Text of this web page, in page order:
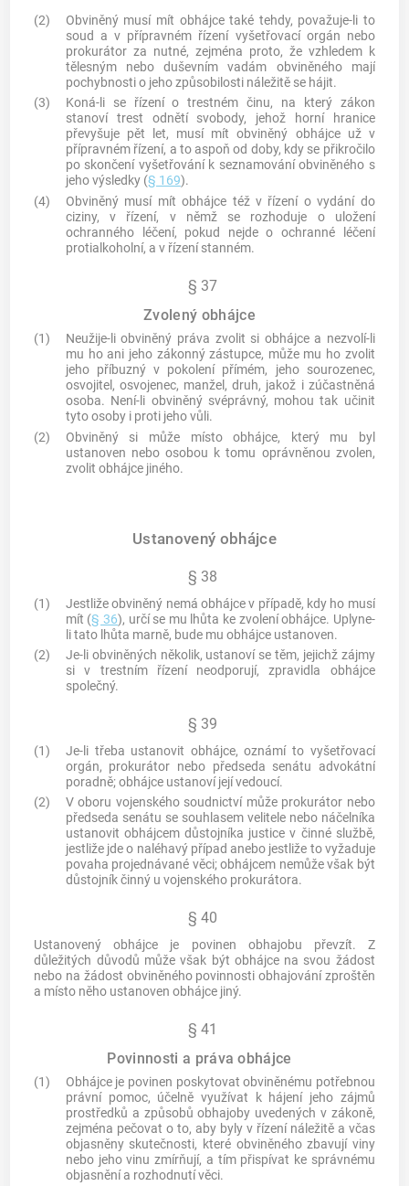
(2)
Obviněný musí mít obhájce také tehdy, považuje-li to
soud a v přípravném řízení vyšetřovací orgán nebo
prokurátor za nutné, zejména proto, že vzhledem k
tělesným nebo duševním vadám obviněného mají
pochybnosti o jeho způsobilosti náležitě se hájit.
(3)
Koná-li se řízení otrestném činu, na který zákon
stanoví trest odnětí svobody, jehož horní hranice
převyšuje pět let, musí mít obviněný obhájce už v
přípravném řízení, a to aspoň od doby, kdy se přikročilo
po skončení vyšetřování k seznamování obviněného s
jeho výsledky (§ 169).
(4)
Obviněný musí mít obhájce též v řízení o vydání do
ciziny, v řízení, v němž se rozhoduje o uložení
ochranného léčení, pokud nejde o ochranné léčení
protialkoholní, a v řízení stanném.
§ 37
Zvolený obhájce
(1)
Neužije-li obviněný práva zvolit si obhájce a nezvolí-li
mu ho ani jeho zákonný zástupce, může mu ho zvolit
jeho příbuzný v pokolení přímém, jeho sourozenec,
osvojitel, osvojenec, manžel, druh, jakož i zúčastněná
osoba. Není-li obviněný svéprávný, mohou tak učinit
tyto osoby i proti jeho vůli.
(2)
Obviněný si může místo obhájce, který mu byl
ustanoven nebo osobou k tomu oprávněnou zvolen,
zvolit obhájce jiného.
Ustanovený obhájce
§ 38
(1)
Jestliže obviněný nemá obhájce v případě, kdy ho musí
mít (§ 36), určí se mu lhůta ke zvolení obhájce. Uplyne-
li tato lhůta marně, bude mu obhájce ustanoven.
(2)
Je-li obviněných několik, ustanoví se těm, jejichž zájmy
si v trestním řízení neodporují, zpravidla obhájce
společný.
§ 39
(1)
Je-li třeba ustanovit obhájce, oznámí to vyšetřovací
orgán, prokurátor nebo předseda senátu advokátní
poradně; obhájce ustanoví její vedoucí.
(2)
V oboru vojenského soudnictví může prokurátor nebo
předseda senátu se souhlasem velitele nebo náčelníka
ustanovit obhájcem důstojníka justice v činné službě,
jestliže jde o naléhavý případ anebo jestliže to vyžaduje
povaha projednávané věci; obhájcem nemůže však být
důstojník činný u vojenského prokurátora.
§ 40
Ustanovený obhájce je povinen obhajobu převzít. Z
důležitých důvodů může však být obhájce na svou žádost
nebo na žádost obviněného povinnosti obhajování zproštěn
a místo něho ustanoven obhájce jiný.
§ 41
Povinnosti a práva obhájce
(1)
Obhájce je povinen poskytovat obviněnému potřebnou
právní pomoc, účelně využívat k hájení jeho zájmů
prostředků a způsobů obhajoby uvedených v zákoně,
zejména pečovat o to, aby byly v řízení náležitě a včas
objasněny skutečnosti, které obviněného zbavují viny
nebo jeho vinu zmírňují, a tím přispívat ke správnému
objasnění a rozhodnutí věci.